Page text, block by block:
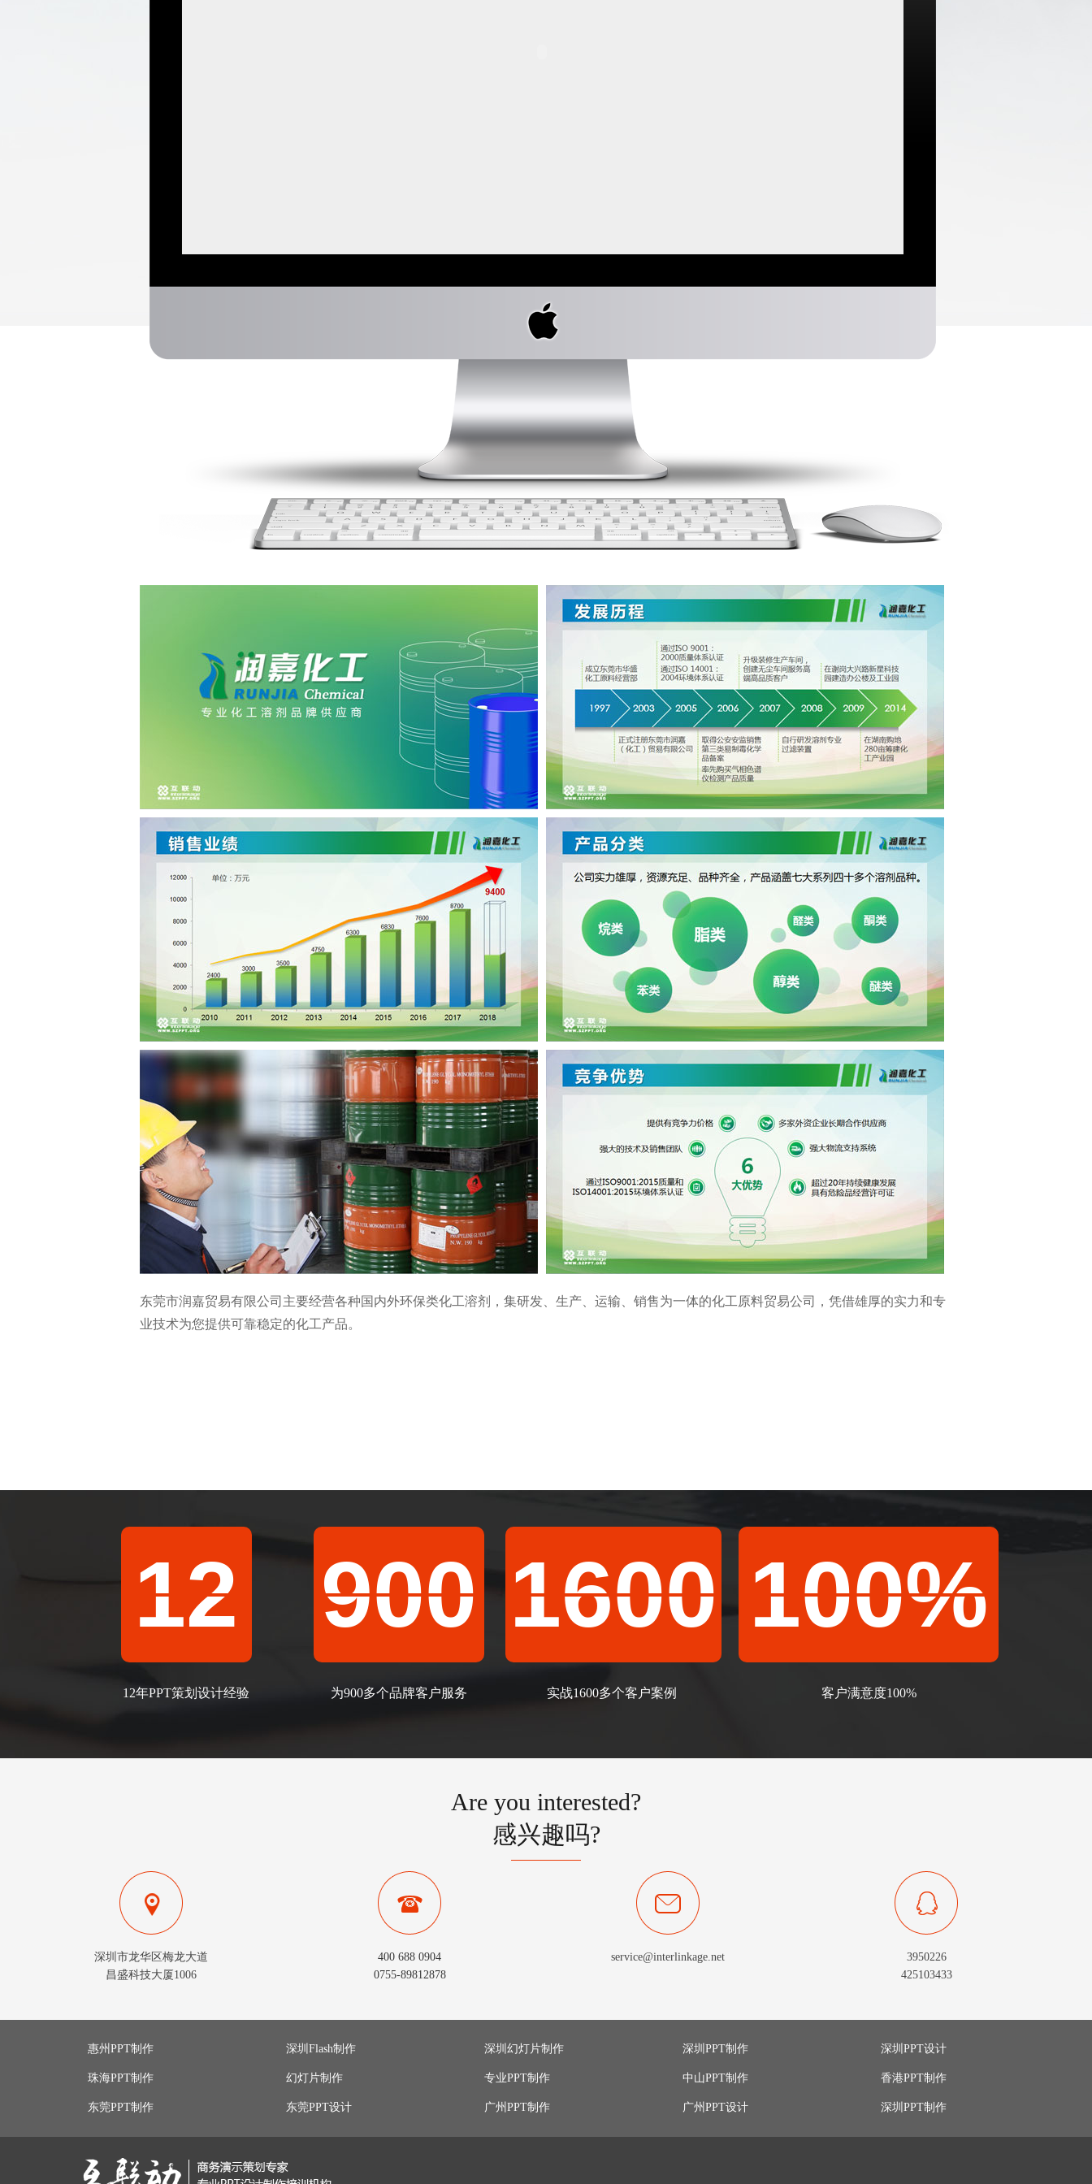
东莞市润嘉贸易有限公司主要经营各种国内外环保类化工溶剂，集研发、生产、运输、销售为一体的化工原料贸易公司，凭借雄厚的实力和专
业技术为您提供可靠稳定的化工产品。
12
12年PPT策划设计经验
900
为900多个品牌客户服务
1600
实战1600多个客户案例
100%
客户满意度100%
Are you interested?
感兴趣吗?
深圳市龙华区梅龙大道
昌盛科技大厦1006
400 688 0904
0755-89812878
service@interlinkage.net
3950226
425103433
惠州PPT制作 深圳Flash制作 深圳幻灯片制作 深圳PPT制作 深圳PPT设计
珠海PPT制作 幻灯片制作 专业PPT制作 中山PPT制作 香港PPT制作
东莞PPT制作 东莞PPT设计 广州PPT制作 广州PPT设计 深圳PPT制作